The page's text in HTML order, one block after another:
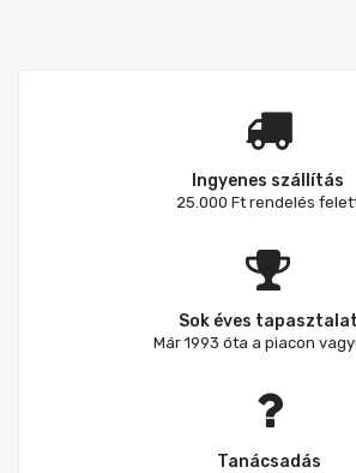
Ingyenes szállítás
25.000 Ft rendelés
Sok éves tapasztalat
Már 1993 óta a piacon
Tanácsadás